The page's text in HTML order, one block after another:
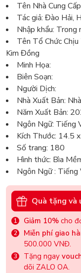
Tên Nhà Cung
Tác giả: Đào Hải,
Nhập khẩu: Trong
Tên Tổ Chức
Kim Đồng
Minh Họa:
Biên Soạn:
Người Dịch:
Nhà Xuất Bản:
Năm Xuất Bản:
Ngôn Ngữ: Tiếng
Kích Thước: 14.5
Số trang: 180
Hình thức: Bìa
Ngôn Ngữ :
Quà tặng và
Giảm 10% cho
Miễn phí giao
500.000 VNĐ.
Tặng ngay
dõi ZALO OA.